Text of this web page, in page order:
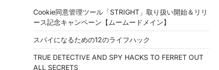
Cookie同意管理ツール「STRIGHT」取り扱い開始＆リリ
ース記念キャンペーン【ムームードメイン】
スパイになるための12のライフハック
TRUE DETECTIVE AND SPY HACKS TO FERRET OUT
ALL SECRETS